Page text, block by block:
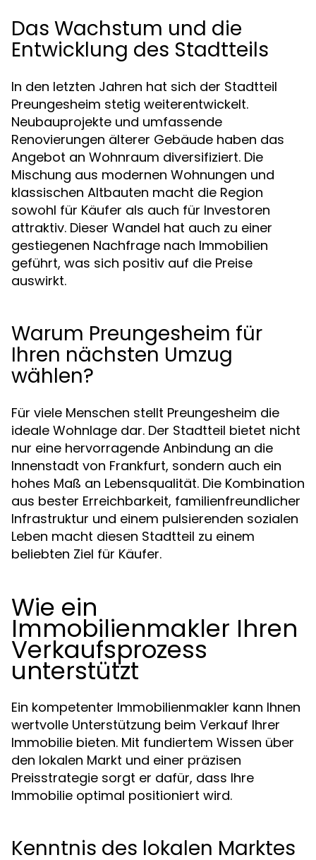
Das Wachstum und die
Entwicklung des Stadtteils
In den letzten Jahren hat sich der Stadtteil
Preungesheim stetig weiterentwickelt.
Neubauprojekte und umfassende
Renovierungen älterer Gebäude haben das
Angebot an Wohnraum diversifiziert. Die
Mischung aus modernen Wohnungen und
klassischen Altbauten macht die Region
sowohl für Käufer als auch für Investoren
attraktiv. Dieser Wandel hat auch zu einer
gestiegenen Nachfrage nach Immobilien
geführt, was sich positiv auf die Preise
auswirkt.
Warum Preungesheim für
Ihren nächsten Umzug
wählen?
Für viele Menschen stellt Preungesheim die
ideale Wohnlage dar. Der Stadtteil bietet nicht
nur eine hervorragende Anbindung an die
Innenstadt von Frankfurt, sondern auch ein
hohes Maß an Lebensqualität. Die Kombination
aus bester Erreichbarkeit, familienfreundlicher
Infrastruktur und einem pulsierenden sozialen
Leben macht diesen Stadtteil zu einem
beliebten Ziel für Käufer.
Wie ein
Immobilienmakler Ihren
Verkaufsprozess
unterstützt
Ein kompetenter Immobilienmakler kann Ihnen
wertvolle Unterstützung beim Verkauf Ihrer
Immobilie bieten. Mit fundiertem Wissen über
den lokalen Markt und einer präzisen
Preisstrategie sorgt er dafür, dass Ihre
Immobilie optimal positioniert wird.
Kenntnis des lokalen Marktes